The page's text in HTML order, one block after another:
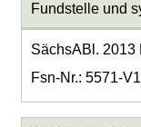
Fundstelle und
SächsABl. 2013
Fsn-Nr.: 5571-